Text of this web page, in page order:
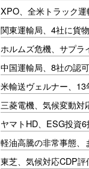
XPO、全米トラック
関東運輸局、4社に貨
ホルムズ危機、サプラ
中国運輸局、8社の認
米輸送ヴェルナー、
三菱電機、気候変動対
ヤマトHD、ESG投資
軽油高騰の非常事態、
東芝、気候対応CDP